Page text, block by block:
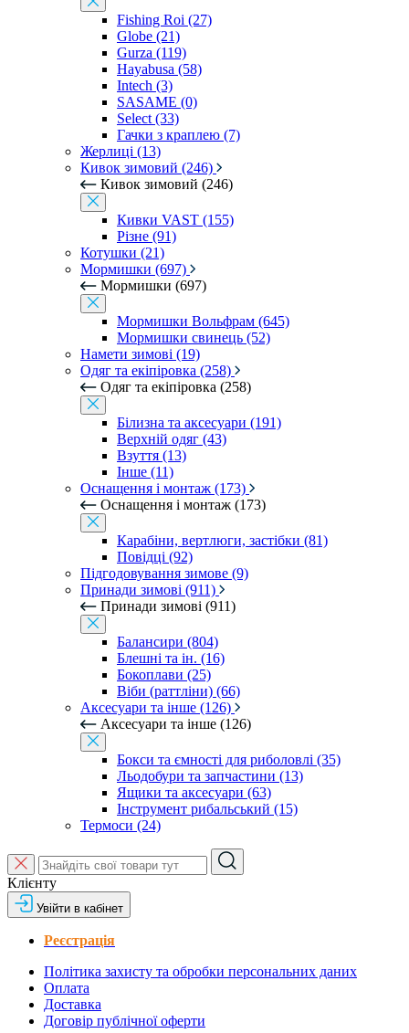
Fishing Roi (27)
Globe (21)
Gurza (119)
Hayabusa (58)
Intech (3)
SASAME (0)
Select (33)
Гачки з краплею (7)
Жерлиці (13)
Кивок зимовий (246)
Кивок зимовий (246)
Кивки VAST (155)
Різне (91)
Котушки (21)
Мормишки (697)
Мормишки (697)
Мормишки Вольфрам (645)
Мормишки свинець (52)
Намети зимові (19)
Одяг та екіпіровка (258)
Одяг та екіпіровка (258)
Білизна та аксесуари (191)
Верхній одяг (43)
Взуття (13)
Інше (11)
Оснащення і монтаж (173)
Оснащення і монтаж (173)
Карабіни, вертлюги, застібки (81)
Повідці (92)
Підгодовування зимове (9)
Принади зимові (911)
Принади зимові (911)
Балансири (804)
Блешні та ін. (16)
Бокоплави (25)
Віби (раттліни) (66)
Аксесуари та інше (126)
Аксесуари та інше (126)
Бокси та ємності для риболовлі (35)
Льодобури та запчастини (13)
Ящики та аксесуари (63)
Інструмент рибальський (15)
Термоси (24)
Клієнту
Увійти в кабінет
Реєстрація
Політика захисту та обробки персональних даних
Оплата
Доставка
Договір публічної оферти